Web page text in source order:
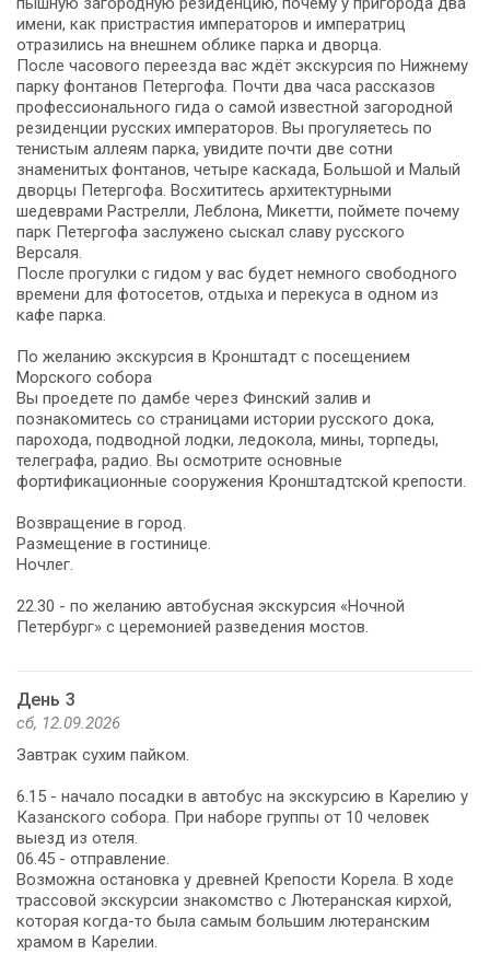
имени, как пристрастия императоров и императриц
отразились на внешнем облике парка и дворца.
После часового переезда вас ждёт экскурсия по Нижнему
парку фонтанов Петергофа. Почти два часа рассказов
профессионального гида о самой известной загородной
резиденции русских императоров. Вы прогуляетесь по
тенистым аллеям парка, увидите почти две сотни
знаменитых фонтанов, четыре каскада, Большой и Малый
дворцы Петергофа. Восхититесь архитектурными
шедеврами Растрелли, Леблона, Микетти, поймете почему
парк Петергофа заслужено сыскал славу русского
Версаля.
После прогулки с гидом у вас будет немного свободного
времени для фотосетов, отдыха и перекуса в одном из
кафе парка.
По желанию экскурсия в Кронштадт с посещением
Морского собора
Вы проедете по дамбе через Финский залив и
познакомитесь со страницами истории русского дока,
парохода, подводной лодки, ледокола, мины, торпеды,
телеграфа, радио. Вы осмотрите основные
фортификационные сооружения Кронштадтской крепости.
Возвращение в город.
Размещение в гостинице.
Ночлег.
22.30 - по желанию автобусная экскурсия «Ночной
Петербург» с церемонией разведения мостов.
День 3
сб, 12.09.2026
Завтрак сухим пайком.
6.15 - начало посадки в автобус на экскурсию в Карелию у
Казанского собора. При наборе группы от 10 человек
выезд из отеля.
06.45 - отправление.
Возможна остановка у древней Крепости Корела. В ходе
трассовой экскурсии знакомство с Лютеранская кирхой,
которая когда-то была самым большим лютеранским
храмом в Карелии.